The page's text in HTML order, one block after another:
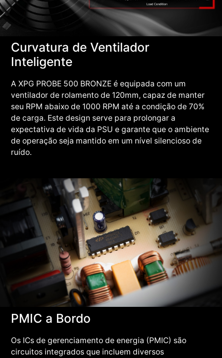
Curvatura de Ventilador
Inteligente
A XPG PROBE 500 BRONZE é equipada com um
ventilador de rolamento de 120mm, capaz de manter
seu RPM abaixo de 1000 RPM até a condição de 70%
de carga. Este design serve para prolongar a
expectativa de vida da PSU e garante que o ambiente
de operação seja mantido em um nível silencioso de
ruído.
PMIC a Bordo
Os ICs de gerenciamento de energia (PMIC) são
circuitos integrados que incluem diversos